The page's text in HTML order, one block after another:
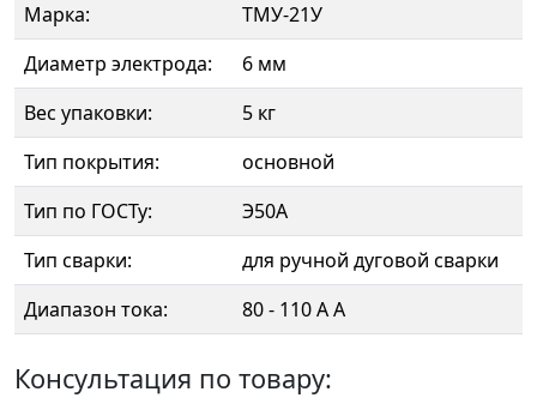
Марка:
ТМУ-21У
Диаметр электрода:
6 мм
Вес упаковки:
5 кг
Тип покрытия:
основной
Тип по ГОСТу:
Э50А
Тип сварки:
для ручной дуговой сварки
Диапазон тока:
80 - 110 А А
Консультация по товару: